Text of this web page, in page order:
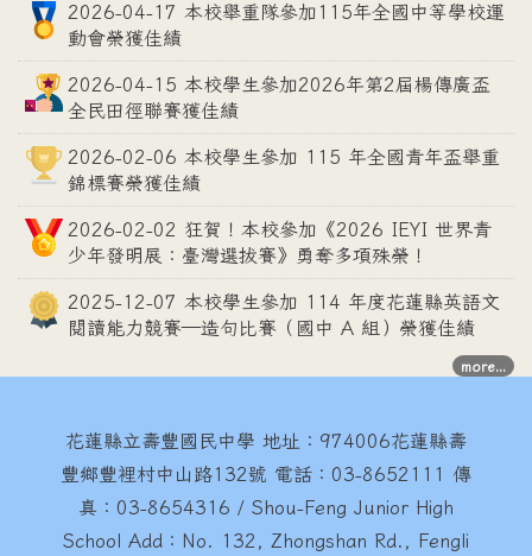
2026-04-17 本校舉重隊參加115年全國中等學校運
動會榮獲佳績
2026-04-15 本校學生參加2026年第2屆楊傳廣盃
全民田徑聯賽獲佳績
2026-02-06 本校學生參加 115 年全國青年盃舉重
錦標賽榮獲佳績
2026-02-02 狂賀！本校參加《2026 IEYI 世界青
少年發明展：臺灣選拔賽》勇奪多項殊榮！
2025-12-07 本校學生參加 114 年度花蓮縣英語文
閱讀能力競賽—造句比賽（國中 A 組）榮獲佳績
more...
花蓮縣立壽豐國民中學 地址：974006花蓮縣壽
豐鄉豐裡村中山路132號 電話：03-8652111 傳
真：03-8654316 / Shou-Feng Junior High
School Add：No. 132, Zhongshan Rd., Fengli